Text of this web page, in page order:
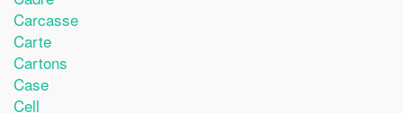
Carcasse
Carte
Cartons
Case
Cell